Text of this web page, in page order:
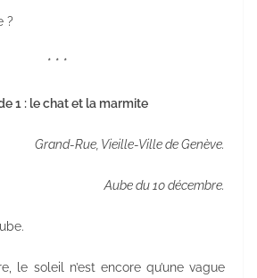
?
* * *
1 : le chat et la marmite
Grand-Rue, Vieille-Ville de Genève.
Aube du 10 décembre.
le soleil n’est encore qu’une vague